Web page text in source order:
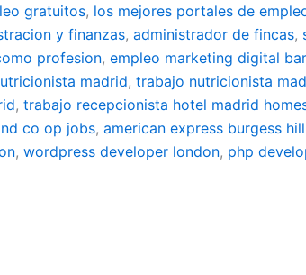
gratuitos, los mejores portales de
y finanzas, administrador de fincas,
profesion, empleo marketing digital
madrid, trabajo nutricionista
, trabajo recepcionista hotel madrid
co op jobs, american express burgess hill
, wordpress developer london, php